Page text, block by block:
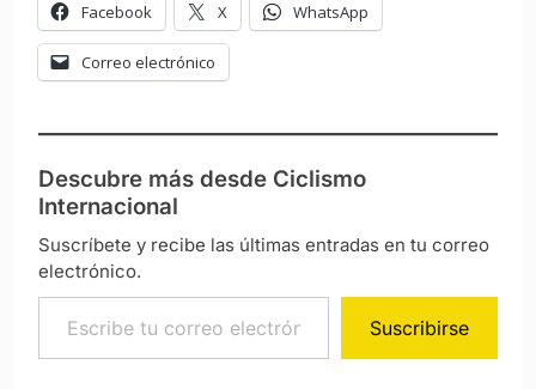
Facebook X WhatsApp
Correo electrónico
Descubre más desde Ciclismo
Internacional
Suscríbete y recibe las últimas entradas en tu correo
electrónico.
Escribe tu correo electrónico…
Suscribirse